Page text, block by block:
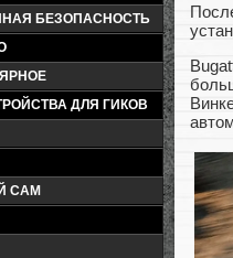
БЕЗОПАСНОСТЬ
ДЛЯ ГИКОВ
САМ